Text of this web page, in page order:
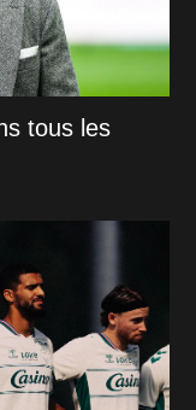
tous les